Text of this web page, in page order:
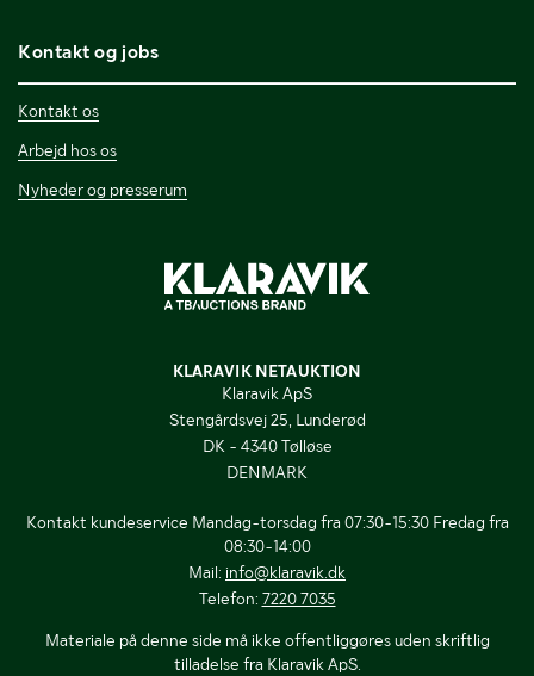
Kontakt og jobs
Kontakt os
Arbejd hos os
Nyheder og presserum
KLARAVIK NETAUKTION
Klaravik ApS
Stengårdsvej 25, Lunderød
DK - 4340 Tølløse
DENMARK
Kontakt kundeservice Mandag-torsdag fra 07:30-15:30 Fredag fra
08:30-14:00
Mail: info@klaravik.dk
Telefon: 7220 7035
Materiale på denne side må ikke offentliggøres uden skriftlig
tilladelse fra Klaravik ApS.